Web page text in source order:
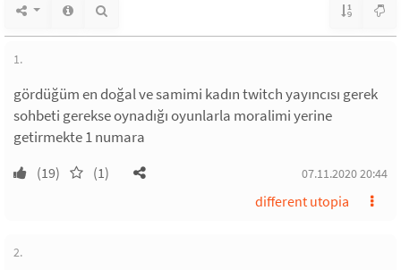
1.
gördüğüm en doğal ve samimi kadın twitch yayıncısı gerek
sohbeti gerekse oynadığı oyunlarla moralimi yerine
getirmekte 1 numara
(19) (1) 07.11.2020 20:44
different utopia
2.